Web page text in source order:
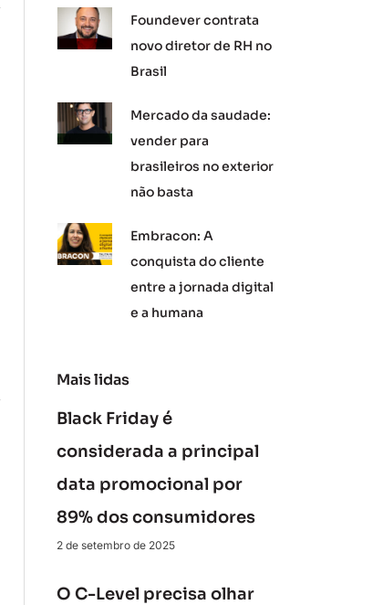
Foundever contrata
novo diretor de RH no
Brasil
Mercado da saudade:
vender para
brasileiros no exterior
não basta
Embracon: A
conquista do cliente
entre a jornada digital
e a humana
Mais lidas
Black Friday é
considerada a principal
data promocional por
89% dos consumidores
2 de setembro de 2025
O C-Level precisa olhar